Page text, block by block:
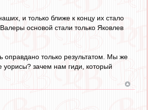
и только ближе к концу их стало
основой стали только Яковлев
оправдано только результатом. Мы же
уорисы? зачем нам гиди, который